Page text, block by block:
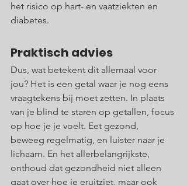
het risico op hart- en vaatziekten en
diabetes.
Praktisch advies
Dus, wat betekent dit allemaal voor
jou? Het is een getal waar je nog eens
vraagtekens bij moet zetten. In plaats
van je blind te staren op getallen, focus
op hoe je je voelt. Eet gezond,
beweeg regelmatig, en luister naar je
lichaam. En het allerbelangrijkste,
onthoud dat gezondheid niet alleen
gaat over hoe je eruitziet, maar ook